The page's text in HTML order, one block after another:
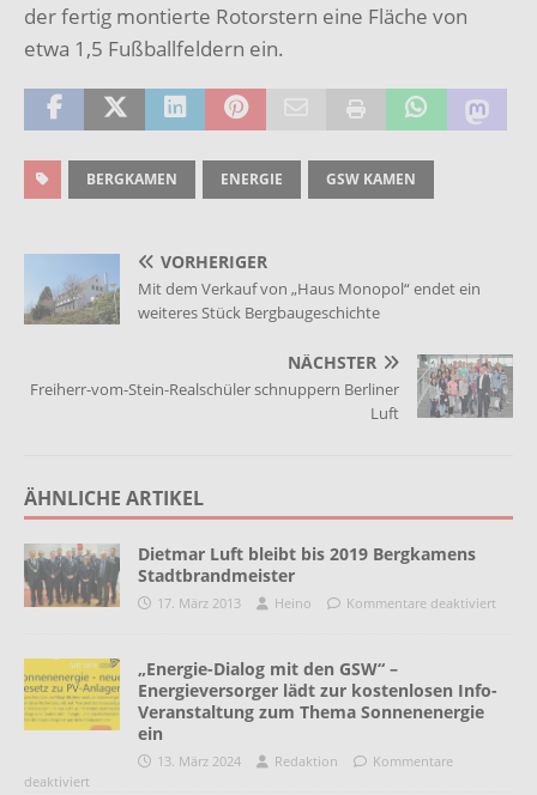
der fertig montierte Rotorstern eine Fläche von
etwa 1,5 Fußballfeldern ein.
BERGKAMEN ENERGIE GSW KAMEN
VORHERIGER
Mit dem Verkauf von „Haus Monopol“ endet ein
weiteres Stück Bergbaugeschichte
NÄCHSTER
Freiherr-vom-Stein-Realschüler schnuppern Berliner
Luft
ÄHNLICHE ARTIKEL
Dietmar Luft bleibt bis 2019 Bergkamens
Stadtbrandmeister
17. März 2013 Heino Kommentare deaktiviert
„Energie-Dialog mit den GSW“ –
Energieversorger lädt zur kostenlosen Info-
Veranstaltung zum Thema Sonnenenergie
ein
13. März 2024 Redaktion
Kommentare
deaktiviert